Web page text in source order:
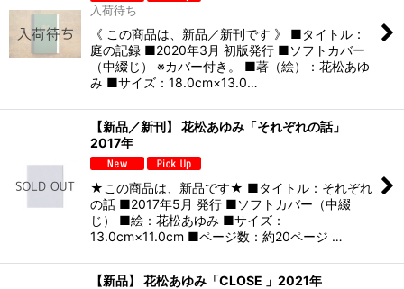
入荷待ち
《 この商品は、新品／新刊です 》 ■タイトル：
庭の記録 ■2020年3月 初版発行 ■ソフトカバー
（中綴じ） ※カバー付き。 ■著（絵）：花松あゆ
み ■サイズ：18.0cm×13.0…
【新品／新刊】 花松あゆみ「それぞれの話」
2017年
★この商品は、新品です★ ■タイトル：それぞれ
の話 ■2017年5月 発行 ■ソフトカバー（中綴
じ） ■絵：花松あゆみ ■サイズ：
13.0cm×11.0cm ■ページ数：約20ページ …
【新品】 花松あゆみ「CLOSE 」2021年